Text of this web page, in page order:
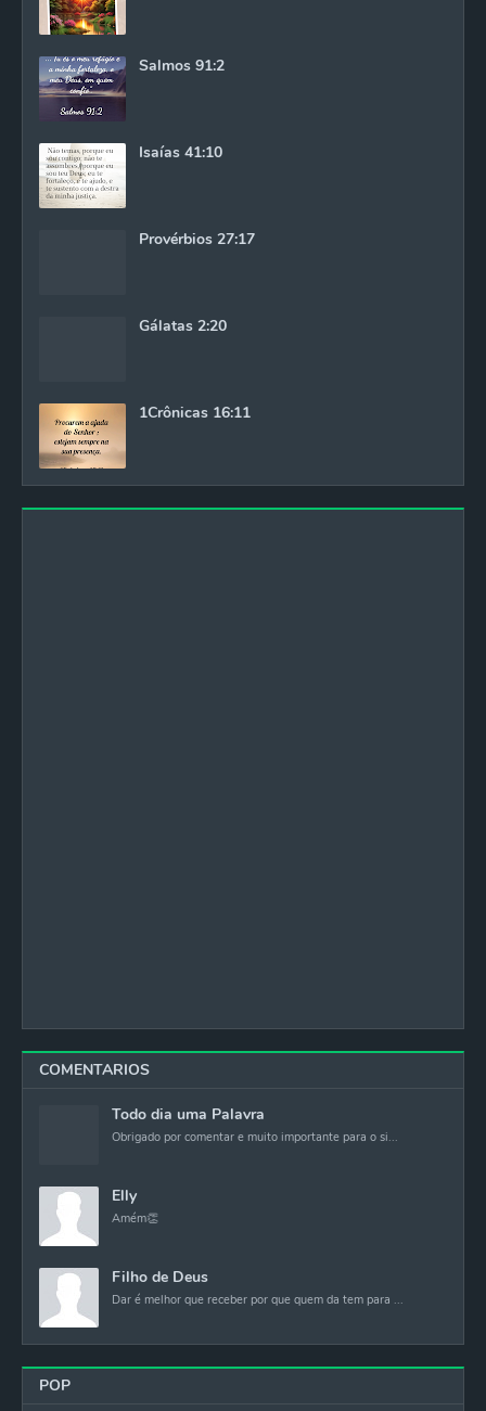
Salmos 91:2
Isaías 41:10
Provérbios 27:17
Gálatas 2:20
1Crônicas 16:11
COMENTARIOS
Todo dia uma Palavra
Obrigado por comentar e muito importante para o si...
Elly
Amém👏
Filho de Deus
Dar é melhor que receber por que quem da tem para ...
POP